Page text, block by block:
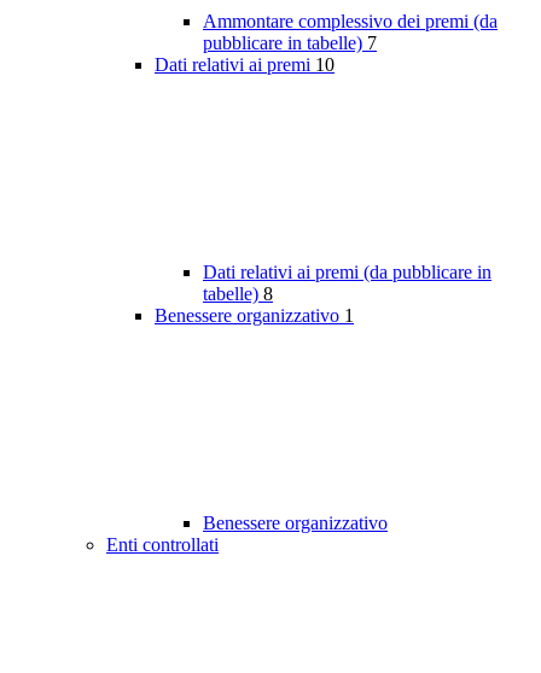
Ammontare complessivo dei premi (da
pubblicare in tabelle) 7
Dati relativi ai premi 10
Dati relativi ai premi (da pubblicare in
tabelle) 8
Benessere organizzativo 1
Benessere organizzativo
Enti controllati